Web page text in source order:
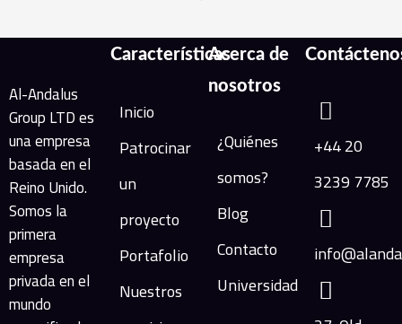
Al-Andalus
Group LTD es
una empresa
basada en el
Reino Unido.
Somos la
primera
empresa
privada en el
mundo
Características
Inicio
Patrocinar
un
proyecto
Portafolio
Nuestros
Acerca de
nosotros
¿Quiénes
somos?
Blog
Contacto
Universidad
+44 20
3239 7785